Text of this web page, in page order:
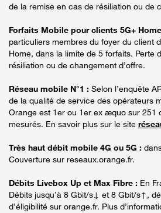
de la remise en cas de résiliation ou de
Forfaits Mobile pour clients 5G+ Home
particuliers membres du foyer du client
Home, dans la limite de 5 forfaits. Perte
résiliation ou de changement d’offre.
Réseau mobile N°1 : Selon l’enquête
de la qualité de service des opérateurs
Orange est 1er ou 1er ex æquo sur 251
mesurés. En savoir plus sur le site
Très haut débit mobile 4G ou 5G :
Couverture sur reseaux.orange.fr.
Débits Livebox Up et Max Fibre : En
Débits jusqu’à 8 Gbit/s↓ et 8 Gbit/s↑,
d’éligibilité sur orange.fr. Plus